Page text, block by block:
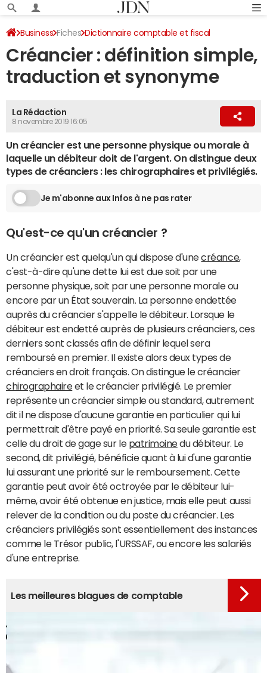
Business Fiches Dictionnaire comptable et fiscal
Créancier : définition simple,
traduction et synonyme
La Rédaction
8 novembre 2019 16:05
Un créancier est une personne physique ou morale à
laquelle un débiteur doit de l'argent. On distingue deux
types de créanciers : les chirographaires et privilégiés.
Je m'abonne aux Infos à ne pas rater
Qu'est-ce qu'un créancier ?
Un créancier est quelqu'un qui dispose d'unecréance,
c'est-à-dire qu'une dette lui est due soit par une
personne physique, soit par une personne morale ou
encore par un État souverain. La personne endettée
auprès du créancier s'appelle le débiteur. Lorsque le
débiteur est endetté auprès de plusieurs créanciers, ces
derniers sont classés afin de définir lequel sera
remboursé en premier. Il existe alors deux types de
créanciers en droit français. On distingue le créancier
chirographaireet le créancier privilégié. Le premier
représente un créancier simple ou standard, autrement
dit il ne dispose d'aucune garantie en particulier qui lui
permettrait d'être payé en priorité. Sa seule garantie est
celle du droit de gage sur le patrimoinedu débiteur. Le
second, dit privilégié, bénéficie quant à lui d'une garantie
lui assurant une priorité sur le remboursement. Cette
garantie peut avoir été octroyée par le débiteur lui-
même, avoir été obtenue en justice, mais elle peut aussi
relever de la condition ou du poste du créancier. Les
créanciers privilégiés sont essentiellement des instances
comme le Trésor public, l'URSSAF, ou encore les salariés
d'une entreprise.
Les meilleures blagues de comptable